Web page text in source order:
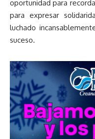
oportunidad para
para expresar
luchado
suceso.